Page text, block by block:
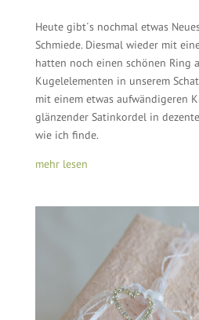
Heute gibt´s nochmal etwas
Schmiede. Diesmal wieder mit
hatten noch einen schönen Ring
Kugelelementen in unserem
mit einem etwas aufwändigeren
glänzender Satinkordel in
wie ich finde.
mehr lesen